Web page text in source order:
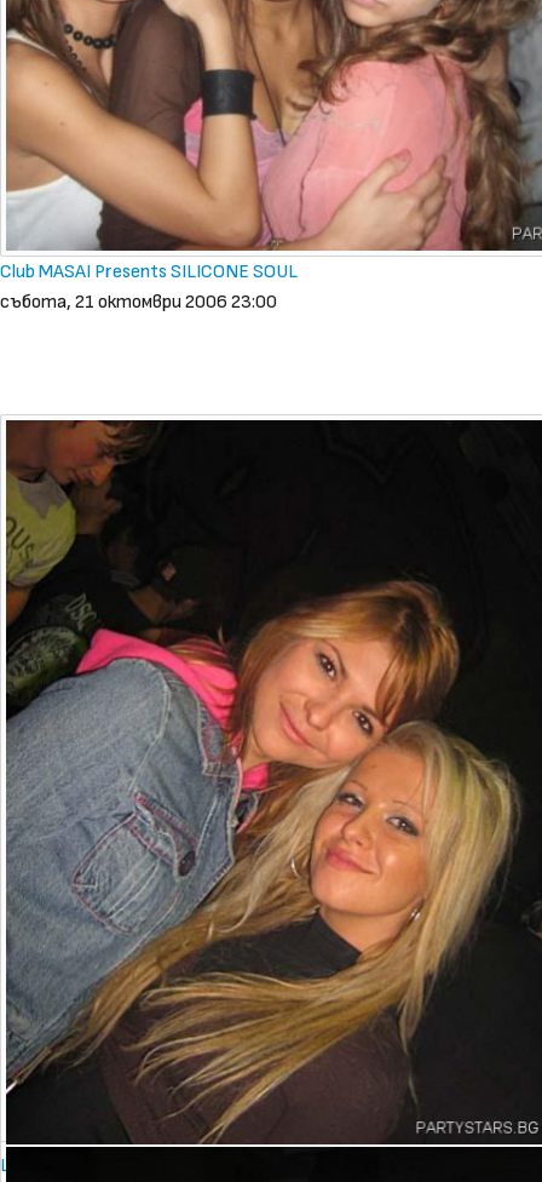
Club MASAI Presents SILICONE SOUL
събота, 21 октомври 2006 23:00
LOOP PARTY with CHUS & CEBALLOS